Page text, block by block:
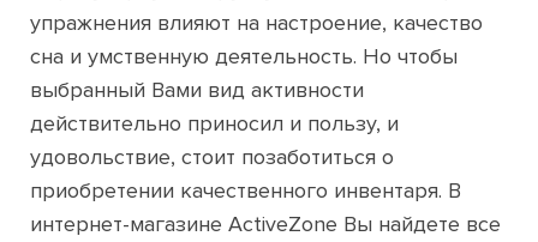
упражнения влияют на настроение, качество
сна и умственную деятельность. Но чтобы
выбранный Вами вид активности
действительно приносил и пользу, и
удовольствие, стоит позаботиться о
приобретении качественного инвентаря. В
интернет-магазине ActiveZone Вы найдете все